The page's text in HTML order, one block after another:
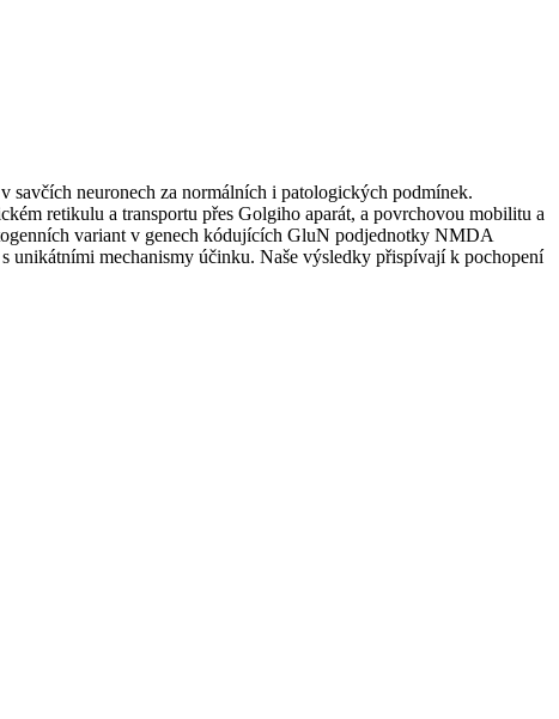
neuronech za normálních i patologických podmínek.
retikulu a transportu přes Golgiho aparát, a povrchovou mobilitu a
variant v genech kódujících GluN podjednotky NMDA
unikátními mechanismy účinku. Naše výsledky přispívají k pochopení